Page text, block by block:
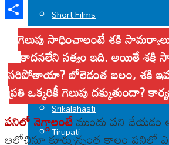
Short Films
LOCAL
Tirumala
Chittoor
Srikalahasti
Tirupati
Message
Share
గెలుపు సాధించాలంటే శక్తి
కాదనలేని సత్యం ఇది. అయితే శక్తి
సరిపోతాయా? బోలెడంత బలం, శక్తి
ప్రతి ఒక్కరికీ గెలుపు దక్కుతుందా?
పనిలో నెగ్గాలంటేముందు పని చేయడం
ఆలోచిస్తూ కూర్చున్నంత కాలం పనిలో